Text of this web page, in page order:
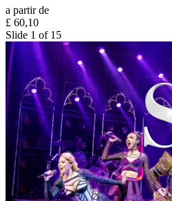
a partir de
£ 60,10
Slide 1 of 15